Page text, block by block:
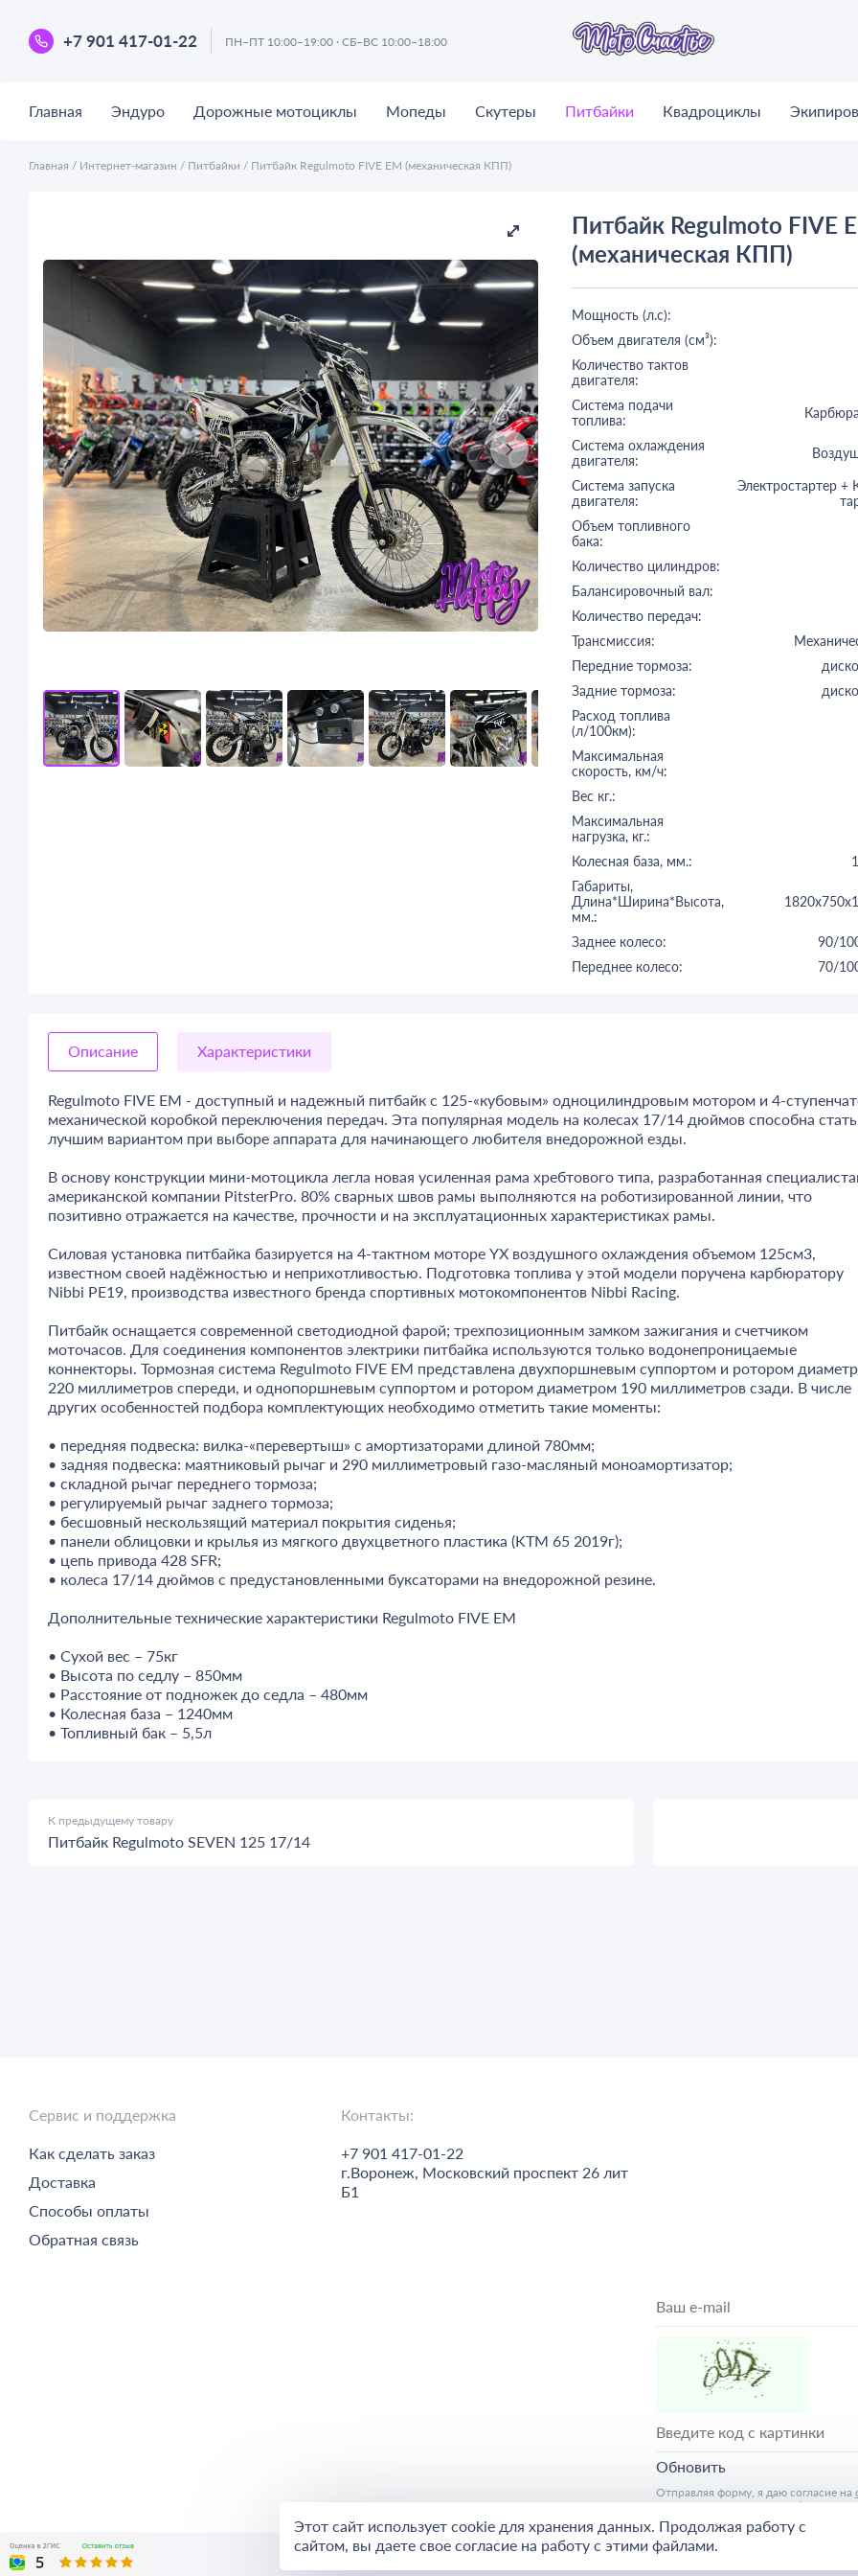
+7 901 417-01-22 ПН–ПТ 10:00–19:00 · СБ–ВС 10:00–18:00
Главная Эндуро Дорожные мотоциклы Мопеды Скутеры Питбайки Квадроциклы
Главная / Интернет-магазин / Питбайки / Питбайк Regulmoto FIVE EM (механическая КПП)
Питбайк Regulmoto FIVE
(механическая КПП)
Мощность (л.с):
Объем двигателя (см³):
Количество тактов
двигателя:
Система подачи
топлива:
Система охлаждения
двигателя:
Система запуска
двигателя:
Электростартер +
Объем топливного
бака:
Количество цилиндров:
Балансировочный вал:
Количество передач:
Трансмиссия:
Передние тормоза:
Задние тормоза:
Расход топлива
(л/100км):
Максимальная
скорость, км/ч:
Вес кг.:
Максимальная
нагрузка, кг.:
Колесная база, мм.:
Габариты,
Длина*Ширина*Высота,
мм.:
Заднее колесо:
90/
Переднее колесо:
70/
Описание Характеристики
Regulmoto FIVE EM - доступный и надежный питбайк с 125-«кубовым» одноцилиндровым мотором и 4-
механической коробкой переключения передач. Эта популярная модель на колесах 17/14 дюймов способна стать
лучшим вариантом при выборе аппарата для начинающего любителя внедорожной езды.
В основу конструкции мини-мотоцикла легла новая усиленная рама хребтового типа, разработанная
американской компании PitsterPro. 80% сварных швов рамы выполняются на роботизированной линии, что
позитивно отражается на качестве, прочности и на эксплуатационных характеристиках рамы.
Силовая установка питбайка базируется на 4-тактном моторе YX воздушного охлаждения объемом 125см3,
известном своей надёжностью и неприхотливостью. Подготовка топлива у этой модели поручена карбюратору
Nibbi PE19, производства известного бренда спортивных мотокомпонентов Nibbi Racing.
Питбайк оснащается современной светодиодной фарой; трехпозиционным замком зажигания и счетчиком
моточасов. Для соединения компонентов электрики питбайка используются только водонепроницаемые
коннекторы. Тормозная система Regulmoto FIVE EM представлена двухпоршневым суппортом и ротором
220 миллиметров спереди, и однопоршневым суппортом и ротором диаметром 190 миллиметров сзади. В числе
других особенностей подбора комплектующих необходимо отметить такие моменты:
• передняя подвеска: вилка-«перевертыш» с амортизаторами длиной 780мм;
• задняя подвеска: маятниковый рычаг и 290 миллиметровый газо-масляный моноамортизатор;
• складной рычаг переднего тормоза;
• регулируемый рычаг заднего тормоза;
• бесшовный нескользящий материал покрытия сиденья;
• панели облицовки и крылья из мягкого двухцветного пластика (KTM 65 2019г);
• цепь привода 428 SFR;
• колеса 17/14 дюймов с предустановленными буксаторами на внедорожной резине.
Дополнительные технические характеристики Regulmoto FIVE EM
• Сухой вес – 75кг
• Высота по седлу – 850мм
• Расстояние от подножек до седла – 480мм
• Колесная база – 1240мм
• Топливный бак – 5,5л
К предыдущему товару
Питбайк Regulmoto SEVEN 125 17/14
Сервис и поддержка
Как сделать заказ
Доставка
Способы оплаты
Обратная связь
Контакты:
+7 901 417-01-22
г.Воронеж, Московский проспект 26 лит
Б1
Обновить
Отправляя форму, я даю согласие на
конфиденциальности google
Этот сайт использует cookie для хранения данных. Продолжая работу с
сайтом, вы даете свое согласие на работу с этими файлами.